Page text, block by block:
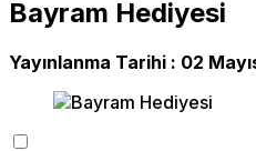
Bayram Hediyesi
Yayınlanma Tarihi : 02